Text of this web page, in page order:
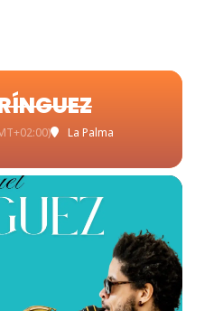
La Palma